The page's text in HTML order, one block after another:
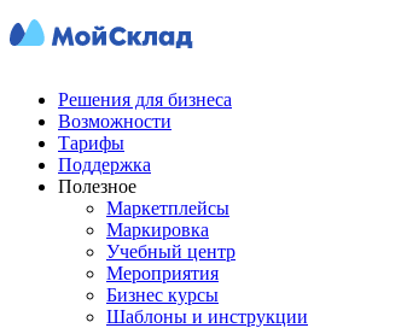
Решения для бизнеса
Возможности
Тарифы
Поддержка
Полезное
Маркетплейсы
Маркировка
Учебный центр
Мероприятия
Бизнес курсы
Шаблоны и инструкции